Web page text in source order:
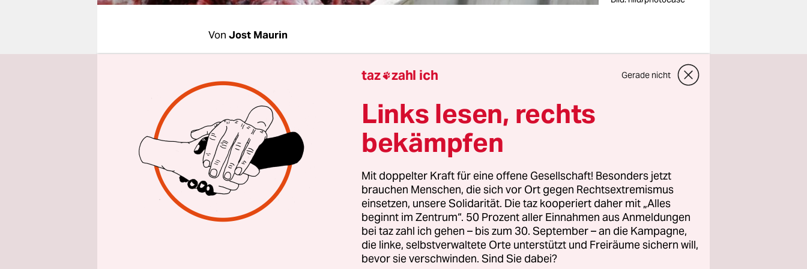
epaper login
Von Jost Maurin
| In Deutschland ist nach Angaben eines bundeseigenen
Forschungsinstituts verdorbenes Rindfleisch illegal auf den Markt
gelangt. "Wir haben klare Hinweise darauf, dass dieses Fleisch, das
eigentlich entsorgt werden muss, wieder in den Verkehr gelangt, dass
umverpackt wird, dass umettikettiert wird", sagte Wissenschaftler
Manfred Gareis vom Max-Rubner-Institut für Ernährung und
Lebensmittel in einem Bericht des SWR vom Donnerstag. Die Ware sei
durch den Keim Clostridium estertheticum verdorben worden.
Typische Anzeichen für eine Verseuchung sind laut Bundesinstitut für
Risikobewertung eine aufgeblähte Verpackung und übler Geruch. Am
häufigsten sei Rindfleisch, oft aber auch Lamm und Wild betroffen. Die
taz zahl ich Gerade nicht
Links lesen, rechts
bekämpfen
Mit doppelter Kraft für eine offene Gesellschaft! Besonders jetzt
brauchen Menschen, die sich vor Ort gegen Rechtsextremismus
einsetzen, unsere Solidarität. Die taz kooperiert daher mit „Alles
beginnt im Zentrum“. 50 Prozent aller Einnahmen aus Anmeldungen
bei taz zahl ich gehen – bis zum 30. September – an die Kampagne,
die linke, selbstverwaltete Orte unterstützt und Freiräume sichern will,
bevor sie verschwinden. Sind Sie dabei?